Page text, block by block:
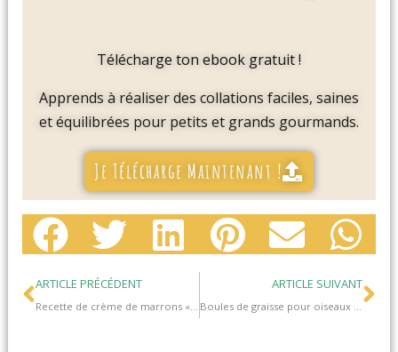
Télécharge ton ebook gratuit !
Apprends à réaliser des collations faciles, saines
et équilibrées pour petits et grands gourmands.
Je Télécharge Maintenant !
Précédent
ARTICLE PRÉCÉDENT
Recette de crème de marrons « maison »sans sucre raffiné
ARTICLE SUIVANT
Boules de graisse pour oiseaux (DIY): fabriquer des mangeoires pour nourrir les oiseaux en hiver